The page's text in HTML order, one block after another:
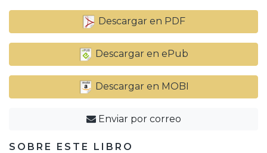
Descargar en PDF
Descargar en ePub
Descargar en MOBI
Enviar por correo
SOBRE ESTE LIBRO